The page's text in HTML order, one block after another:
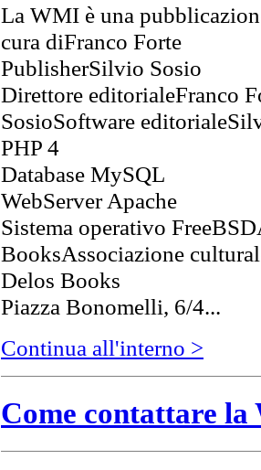
La WMI è una
cura diFranco Forte
PublisherSilvio Sosio
Direttore editorialeFranco
SosioSoftware
PHP 4
Database MySQL
WebServer Apache
Sistema operativo
BooksAssociazione
Delos Books
Piazza Bonomelli, 6/4...
Continua all'interno >
Come contattare